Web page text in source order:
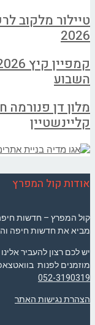
טיילור מלקוב
2026
השבוע
מלון דן
קליינשטיין
אודות קול המפרץ
קול המפרץ – חדשות
מביא את חדשות חיפה
יש לכם רצון להעביר
מוזמנים לפנות
052-3190319
הצהרת נגישות האתר